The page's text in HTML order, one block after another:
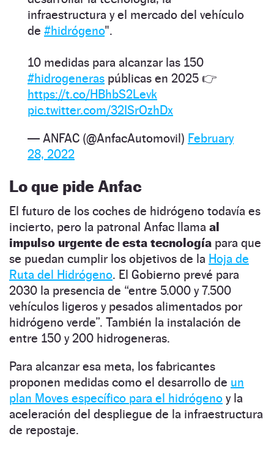
infraestructura y el mercado del vehículo
de #hidrógeno".
10 medidas para alcanzar las 150
#hidrogeneras públicas en 2025 👉
https://t.co/HBhbS2Levk
pic.twitter.com/32ISrOzhDx
— ANFAC (@AnfacAutomovil) February
28, 2022
Lo que pide Anfac
El futuro de los coches de hidrógeno todavía es
incierto, pero la patronal Anfac llama al
impulso urgente de esta tecnología para que
se puedan cumplir los objetivos de la Hoja de
Ruta del Hidrógeno. El Gobierno prevé para
2030 la presencia de “entre 5.000 y 7.500
vehículos ligeros y pesados alimentados por
hidrógeno verde”. También la instalación de
entre 150 y 200 hidrogeneras.
Para alcanzar esa meta, los fabricantes
proponen medidas como el desarrollo de un
plan Moves específico para el hidrógeno y la
aceleración del despliegue de la infraestructura
de repostaje.